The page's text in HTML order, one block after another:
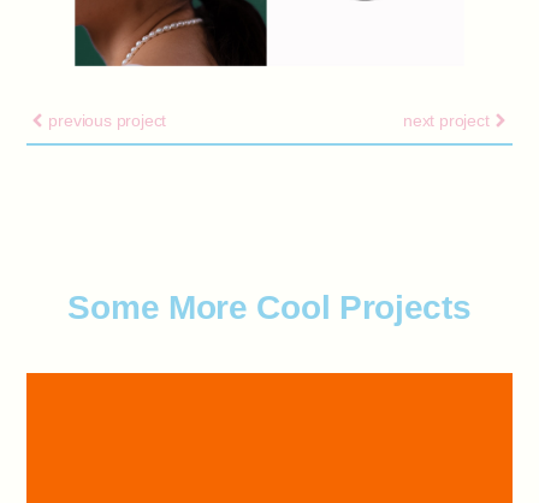
previous project next project
Some More Cool Projects